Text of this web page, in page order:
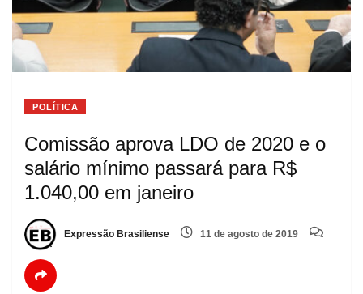
POLÍTICA
Comissão aprova LDO de 2020 e o
salário mínimo passará para R$
1.040,00 em janeiro
Expressão Brasiliense 11 de agosto de 2019